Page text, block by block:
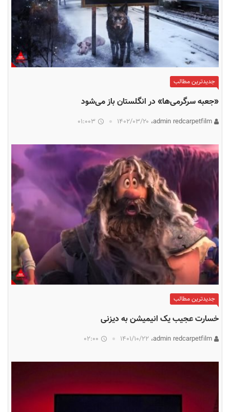
جدیدترین مطالب
«جعبه سرگرمی‌ها» در انگلستان باز می‌شود
۱۴۰۲/۰۳/۲۰ 01:003
جدیدترین مطالب
خسارت عجیب یک انیمیشن به دیزنی
۱۴۰۱/۱۰/۲۲ 02:00